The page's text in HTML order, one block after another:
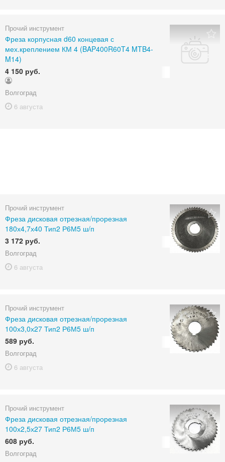
Прочий инструмент
Фреза корпусная d60 концевая с
мех.креплением КМ 4 (BAP400R60T4 MTB4-
M14)
4 150 руб.
Волгоград
6 августа
Прочий инструмент
Фреза дисковая отрезная/прорезная
180х4,7х40 Тип2 Р6М5 ш/п
3 172 руб.
Волгоград
6 августа
Прочий инструмент
Фреза дисковая отрезная/прорезная
100х3,0х27 Тип2 Р6М5 ш/п
589 руб.
Волгоград
6 августа
Прочий инструмент
Фреза дисковая отрезная/прорезная
100х2,5х27 Тип2 Р6М5 ш/п
608 руб.
Волгоград